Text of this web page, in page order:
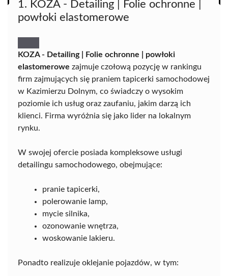
1. KOZA - Detailing | Folie ochronne |
powłoki elastomerowe
KOZA - Detailing | Folie ochronne | powłoki
elastomerowe zajmuje czołową pozycję w rankingu
firm zajmujących się praniem tapicerki samochodowej
w Kazimierzu Dolnym, co świadczy o wysokim
poziomie ich usług oraz zaufaniu, jakim darzą ich
klienci. Firma wyróżnia się jako lider na lokalnym
rynku.
W swojej ofercie posiada kompleksowe usługi
detailingu samochodowego, obejmujące:
pranie tapicerki,
polerowanie lamp,
mycie silnika,
ozonowanie wnętrza,
woskowanie lakieru.
Ponadto realizuje oklejanie pojazdów, w tym: